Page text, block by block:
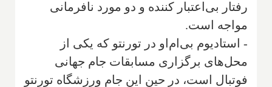
رفتار بی‌اعتبار کننده و دو مورد نافرمانی
مواجه است.
- استادیوم بی‌ام‌او در تورنتو که یکی از
محل‌های برگزاری مسابقات جام جهانی
فوتبال است، در حین این جام ورزشگاه تورنتو